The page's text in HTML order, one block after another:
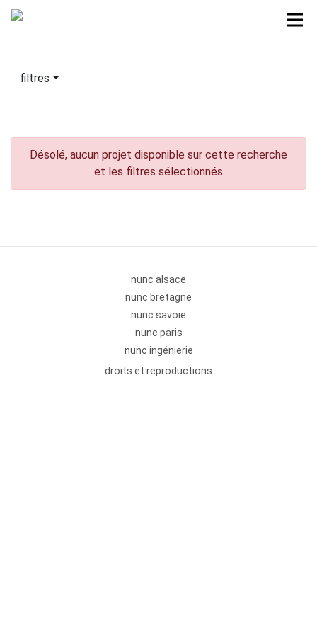
filtres
Désolé, aucun projet disponible sur cette recherche
et les filtres sélectionnés
nunc alsace
nunc bretagne
nunc savoie
nunc paris
nunc ingénierie
droits et reproductions